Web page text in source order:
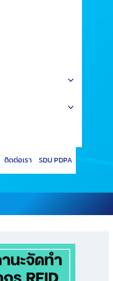
Toggle
menu
Toggle
ติดต่อเรา SDU PDPA